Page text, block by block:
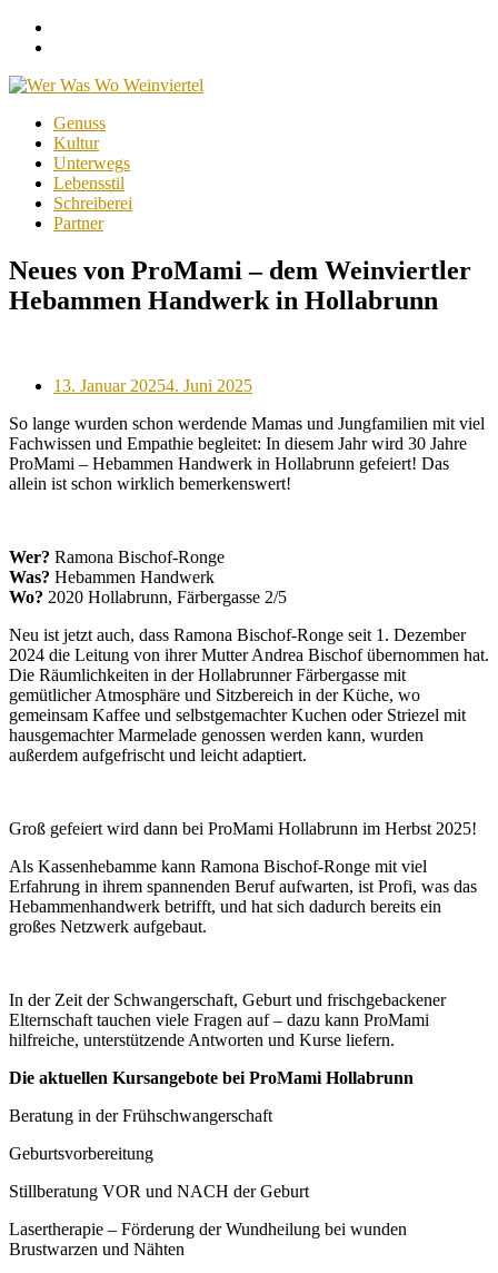
Skip
content
Genuss
Kultur
Unterwegs
Lebensstil
Schreiberei
Partner
Neues von ProMami – dem Weinviertler
Hebammen Handwerk in Hollabrunn
Posted
13. Januar 20254. Juni 2025
So lange wurden schon werdende Mamas und Jungfamilien mit viel
Fachwissen und Empathie begleitet: In diesem Jahr wird 30 Jahre
ProMami – Hebammen Handwerk in Hollabrunn gefeiert! Das
allein ist schon wirklich bemerkenswert!
Wer? Ramona Bischof-Ronge
Was? Hebammen Handwerk
Wo? 2020 Hollabrunn, Färbergasse 2/5
Neu ist jetzt auch, dass Ramona Bischof-Ronge seit 1. Dezember
2024 die Leitung von ihrer Mutter Andrea Bischof übernommen hat.
Die Räumlichkeiten in der Hollabrunner Färbergasse mit
gemütlicher Atmosphäre und Sitzbereich in der Küche, wo
gemeinsam Kaffee und selbstgemachter Kuchen oder Striezel mit
hausgemachter Marmelade genossen werden kann, wurden
außerdem aufgefrischt und leicht adaptiert.
Groß gefeiert wird dann bei ProMami Hollabrunn im Herbst 2025!
Als Kassenhebamme kann Ramona Bischof-Ronge mit viel
Erfahrung in ihrem spannenden Beruf aufwarten, ist Profi, was das
Hebammenhandwerk betrifft, und hat sich dadurch bereits ein
großes Netzwerk aufgebaut.
In der Zeit der Schwangerschaft, Geburt und frischgebackener
Elternschaft tauchen viele Fragen auf – dazu kann ProMami
hilfreiche, unterstützende Antworten und Kurse liefern.
Die aktuellen Kursangebote bei ProMami Hollabrunn
Beratung in der Frühschwangerschaft
Geburtsvorbereitung
Stillberatung VOR und NACH der Geburt
Lasertherapie – Förderung der Wundheilung bei wunden
Brustwarzen und Nähten